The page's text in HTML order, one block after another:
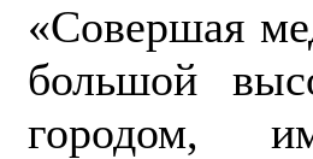
«Совершая
большой
городом,